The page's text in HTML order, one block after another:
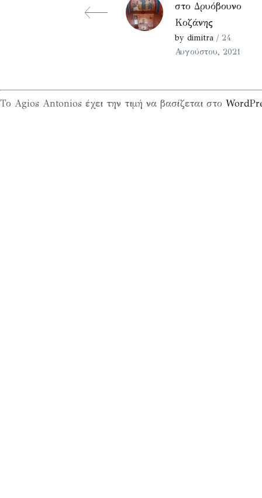
στο Δρυόβουνο
Κοζάνης
by dimitra / 24
Αυγούστου, 2021
Το Agios Antonios έχει την τιμή να βασίζεται στο